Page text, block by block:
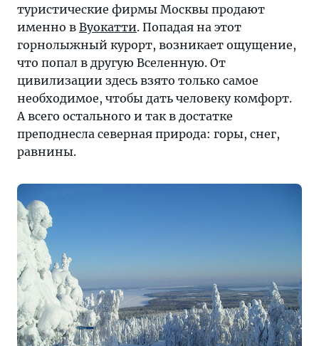
туристические фирмы Москвы продают
именно в Вуокатти. Попадая на этот
горнолыжный курорт, возникает ощущение,
что попал в другую Вселенную. От
цивилизации здесь взято только самое
необходимое, чтобы дать человеку комфорт.
А всего остального и так в достатке
преподнесла северная природа: горы, снег,
равнины.